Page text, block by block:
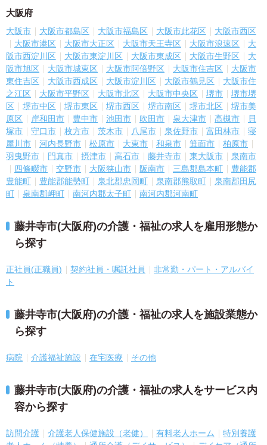
大阪府
大阪市 大阪市都島区 大阪市福島区 大阪市此花区
大阪市西区
大阪市港区
大阪市大正区 大阪市天王寺区 大阪市浪速区
大
阪市西淀川区
大阪市東淀川区 大阪市東成区 大阪市生野区
大
阪市旭区
大阪市城東区 大阪市阿倍野区 大阪市住吉区
大阪市
東住吉区
大阪市西成区 大阪市淀川区 大阪市鶴見区
大阪市住
之江区
大阪市平野区 大阪市北区 大阪市中央区 堺市
堺市堺
区
堺市中区 堺市東区 堺市西区 堺市南区 堺市北区
堺市美
原区
岸和田市 豊中市 池田市 吹田市 泉大津市 高槻市
貝
塚市
守口市 枚方市 茨木市 八尾市 泉佐野市 富田林市
寝
屋川市
河内長野市 松原市 大東市 和泉市 箕面市
柏原市
羽曳野市
門真市 摂津市 高石市 藤井寺市 東大阪市
泉南市
四條畷市
交野市 大阪狭山市 阪南市 三島郡島本町
豊能郡
豊能町
豊能郡能勢町 泉北郡忠岡町 泉南郡熊取町
泉南郡田尻
町
泉南郡岬町 南河内郡太子町 南河内郡河南町
藤井寺市(大阪府)の介護・福祉の求人を雇用形態か
ら探す
正社員(正職員) 契約社員・嘱託社員
非常勤・パート・アルバイ
ト
藤井寺市(大阪府)の介護・福祉の求人を施設業態か
ら探す
病院 介護福祉施設 在宅医療 その他
藤井寺市(大阪府)の介護・福祉の求人をサービス内
容から探す
訪問介護 介護老人保健施設（老健） 有料老人ホーム
特別養護